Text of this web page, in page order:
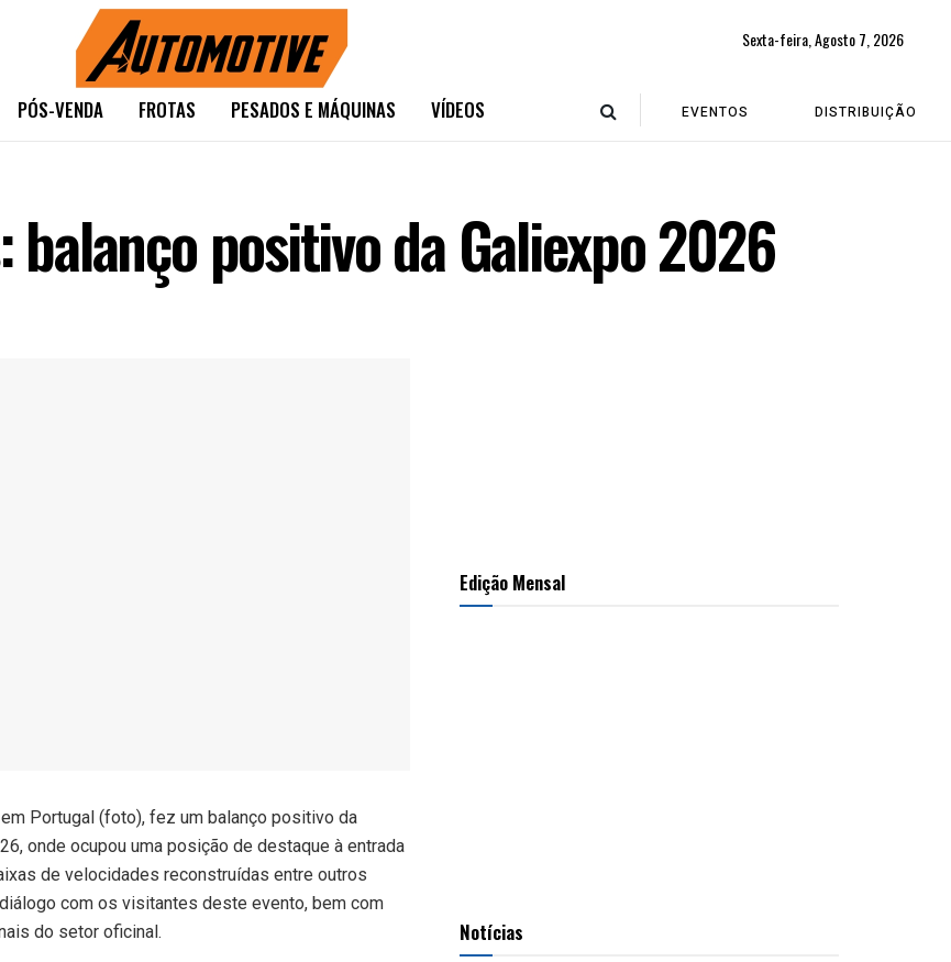
Sexta-feira, Agosto 7, 2026
PÓS-VENDA FROTAS PESADOS E MÁQUINAS VÍDEOS EVENTOS DISTRIBUIÇÃO
balanço positivo da Galiexpo 2026
Portugal (foto), fez um balanço positivo da
onde ocupou uma posição de destaque à entrada
de velocidades reconstruídas entre outros
com os visitantes deste evento, bem com
do setor oficinal.
Edição Mensal
Notícias